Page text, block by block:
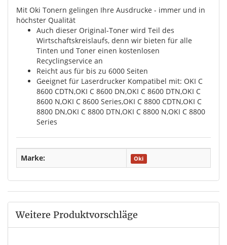
Mit Oki Tonern gelingen Ihre Ausdrucke - immer und in
höchster Qualität
Auch dieser Original-Toner wird Teil des
Wirtschaftskreislaufs, denn wir bieten für alle
Tinten und Toner einen kostenlosen
Recyclingservice an
Reicht aus für bis zu 6000 Seiten
Geeignet für Laserdrucker Kompatibel mit: OKI C
8600 CDTN,OKI C 8600 DN,OKI C 8600 DTN,OKI C
8600 N,OKI C 8600 Series,OKI C 8800 CDTN,OKI C
8800 DN,OKI C 8800 DTN,OKI C 8800 N,OKI C 8800
Series
Marke: Oki
Weitere Produktvorschläge